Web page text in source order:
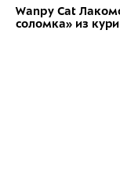
Wanpy Cat
соломка» из